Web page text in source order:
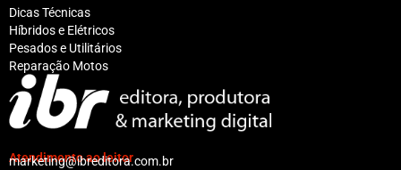
Dicas Técnicas
Híbridos e Elétricos
Pesados e Utilitários
Reparação Motos
Atendimento ao leitor
marketing@ibreditora.com.br